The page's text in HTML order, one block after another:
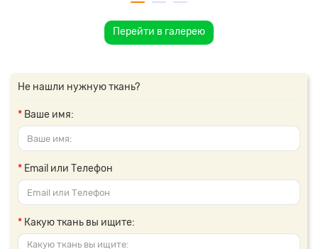
Перейти в галерею
Не нашли нужную ткань?
Ваше имя:
Email или Телефон
Какую ткань вы ищите: